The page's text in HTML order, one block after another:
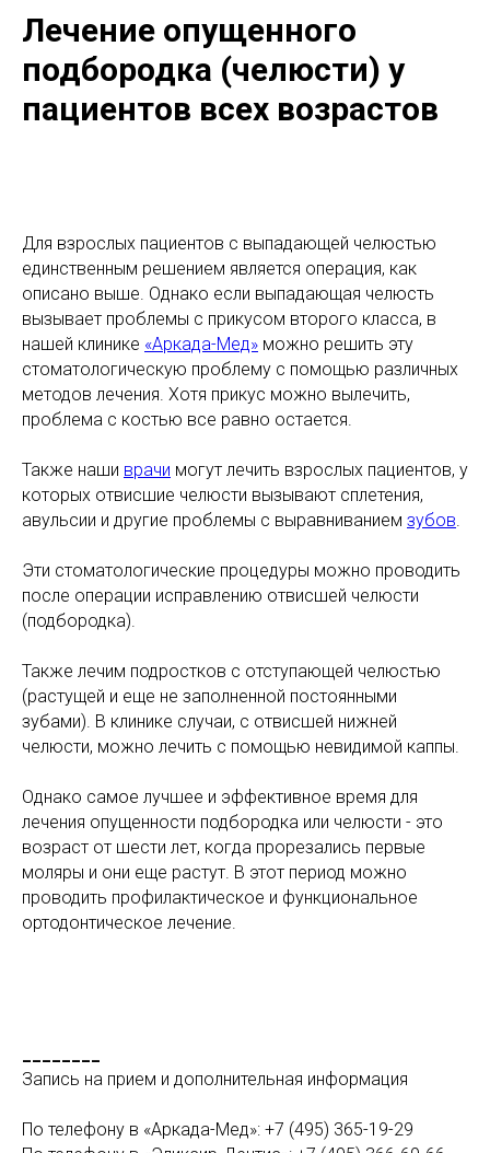
Лечение опущенного
подбородка (челюсти) у
пациентов всех возрастов
Для взрослых пациентов с выпадающей челюстью
единственным решением является операция, как
описано выше. Однако если выпадающая челюсть
вызывает проблемы с прикусом второго класса, в
нашей клинике «Аркада-Мед» можно решить эту
стоматологическую проблему с помощью различных
методов лечения. Хотя прикус можно вылечить,
проблема с костью все равно остается.
Также наши врачи могут лечить взрослых пациентов, у
которых отвисшие челюсти вызывают сплетения,
авульсии и другие проблемы с выравниванием зубов.
Эти стоматологические процедуры можно проводить
после операции исправлению отвисшей челюсти
(подбородка).
Также лечим подростков с отступающей челюстью
(растущей и еще не заполненной постоянными
зубами). В клинике случаи, с отвисшей нижней
челюсти, можно лечить с помощью невидимой каппы.
Однако самое лучшее и эффективное время для
лечения опущенности подбородка или челюсти - это
возраст от шести лет, когда прорезались первые
моляры и они еще растут. В этот период можно
проводить профилактическое и функциональное
ортодонтическое лечение.
Запись на прием и дополнительная информация
По телефону в «Аркада-Мед»: +7 (495) 365-19-29